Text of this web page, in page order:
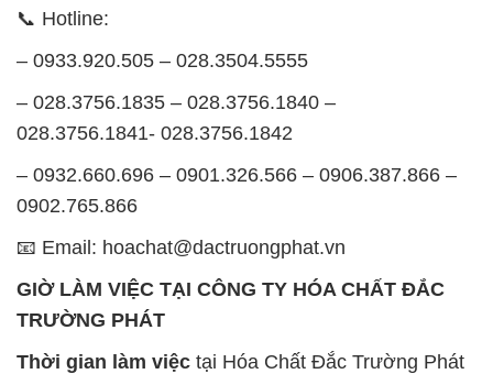
📞 Hotline:
– 0933.920.505 – 028.3504.5555
– 028.3756.1835 – 028.3756.1840 –
028.3756.1841- 028.3756.1842
– 0932.660.696 – 0901.326.566 – 0906.387.866 –
0902.765.866
📧 Email: hoachat@dactruongphat.vn
GIỜ LÀM VIỆC TẠI CÔNG TY HÓA CHẤT ĐẮC
TRƯỜNG PHÁT
Thời gian làm việc tại Hóa Chất Đắc Trường Phát